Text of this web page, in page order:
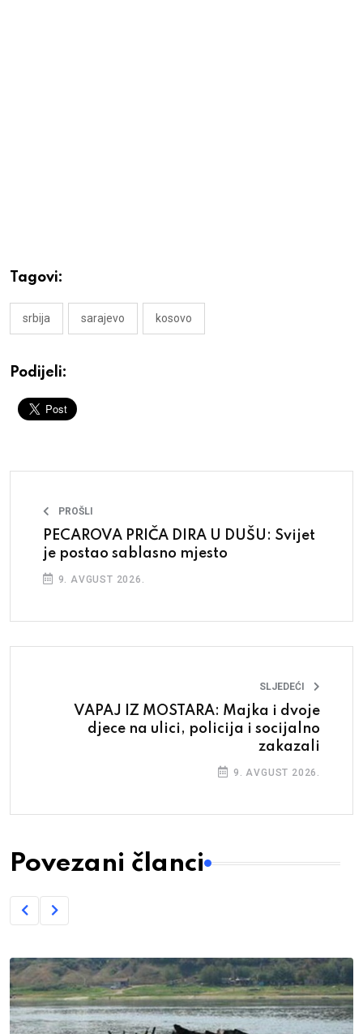
Tagovi:
srbija sarajevo kosovo
Podijeli:
PROŠLI
PECAROVA PRIČA DIRA U DUŠU: Svijet
je postao sablasno mjesto
9. AVGUST 2026.
SLJEDEĆI
VAPAJ IZ MOSTARA: Majka i dvoje
djece na ulici, policija i socijalno
zakazali
9. AVGUST 2026.
Povezani članci